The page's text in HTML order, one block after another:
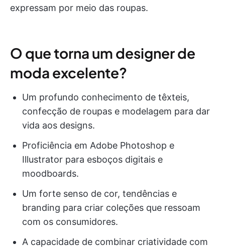
expressam por meio das roupas.
O que torna um designer de
moda excelente?
Um profundo conhecimento de têxteis,
confecção de roupas e modelagem para dar
vida aos designs.
Proficiência em Adobe Photoshop e
Illustrator para esboços digitais e
moodboards.
Um forte senso de cor, tendências e
branding para criar coleções que ressoam
com os consumidores.
A capacidade de combinar criatividade com